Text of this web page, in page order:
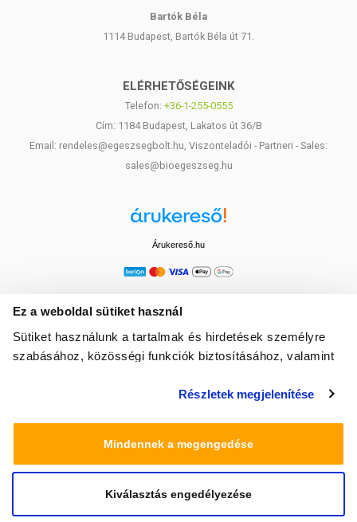
Ez a weboldal sütiket használ
Sütiket használunk a tartalmak és hirdetések személyre
szabásához, közösségi funkciók biztosításához, valamint
média-, hirdető- és elemező partnereinkkel megosztjuk az
amelyeket Ön adott meg számukra vagy az Ön által
használt más szolgáltatásokból gyűjtöttek.
Részletek megjelenítése
Mindennek a megengedése
Kiválasztás engedélyezése
Bartók Béla
1114 Budapest, Bartók Béla út 71.
ELÉRHETŐSÉGEINK
Telefon: +36-1-255-0555
Cím: 1184 Budapest, Lakatos út 36/B
Email: rendeles@egeszsegbolt.hu, Viszonteladói - Partneri - Sales:
sales@bioegeszseg.hu
Árukereső.hu